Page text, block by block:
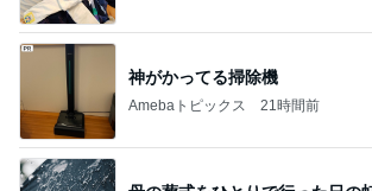
神がかってる掃除機
Amebaトピックス 21時間前